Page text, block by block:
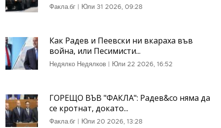
Факла.бг | Юли 31 2026, 09:28
Как Радев и Пеевски ни вкараха във
война, или Песимисти...
Недялко Недялков | Юли 22 2026, 16:52
ГОРЕЩО ВЪВ "ФАКЛА": Радев&co няма да
се кротнат, докато...
Факла.бг | Юли 20 2026, 13:28